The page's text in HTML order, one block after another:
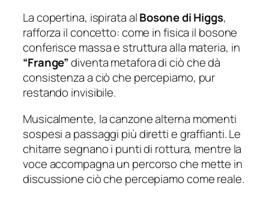
La copertina, ispirata alBosone di Higgs,
rafforza il concetto: come in fisica il bosone
conferisce massa e struttura alla materia, in
“Frange”diventa metafora di ciò che dà
consistenza a ciò che percepiamo, pur
restando invisibile.
Musicalmente, la canzone alterna momenti
sospesi a passaggi più diretti e graffianti. Le
chitarre segnano i punti di rottura, mentre la
voce accompagna un percorso che mette in
discussione ciò che percepiamo come reale.